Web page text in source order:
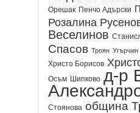
Орешак Пенчо Адърски
Розалина
Веселинов
Спасов Троян Угърчин
Христо Борисов
Осъм
Шипково д-р
Стоянова община